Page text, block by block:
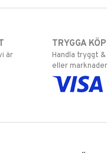
är
TRYGGA KÖP
Handla tryggt
eller